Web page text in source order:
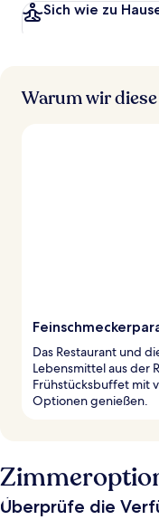
Sich wie zu
Warum wir
Das Restaurant und
Lebensmittel aus der
Frühstücksbuffet mit
Optionen genießen.
Überprüfe die